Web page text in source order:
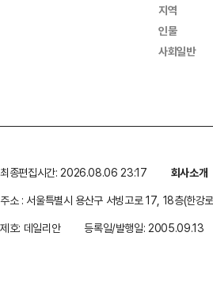
지역
인물
사회일반
최종편집시간: 2026.08.06 23:17 회사소개
주소 : 서울특별시 용산구 서빙고로 17, 18층(한강
제호: 데일리안
등록일/발행일: 2005.09.13